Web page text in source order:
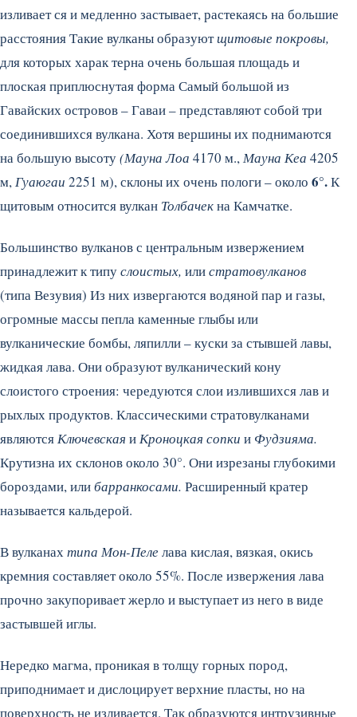
изливает ся и медленно застывает, растекаясь на большие
расстояния Такие вулканы образуютщитовые покровы,
для которых харак терна очень большая площадь и
плоская приплюснутая форма Самый большой из
Гавайских островов – Гаваи – представляют собой три
соединившихся вулкана. Хотя вершины их поднимаются
на большую высоту(Мауна Лоа 4170 м.,Мауна Кеа 4205
м,Гуаюгаи 2251 м), склоны их очень пологи – около 6°.К
щитовым относится вулкан Толбачекна Камчатке.
Большинство вулканов с центральным извержением
принадлежит к типуслоистых, илистратовулканов
(типа Везувия) Из них извергаются водяной пар и газы,
огромные массы пепла каменные глыбы или
вулканические бомбы, ляпилли – куски за стывшей лавы,
жидкая лава. Они образуют вулканический кону
слоистого строения: чередуются слои излившихся лав и
рыхлых продуктов. Классическими стратовулканами
являютсяКлючевская иКроноцкая сопки и Фудзияма.
Крутизна их склонов около 30°. Они изрезаны глубокими
бороздами, илибарранкосами. Расширенный кратер
называется кальдерой.
В вулканахтипа Мон-Пеле лава кислая, вязкая, окись
кремния составляет около 55%. После извержения лава
прочно закупоривает жерло и выступает из него в виде
застывшей иглы.
Нередко магма, проникая в толщу горных пород,
приподнимает и дислоцирует верхние пласты, но на
поверхность не изливается. Так образуются интрузивные